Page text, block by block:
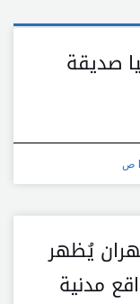
صديقة
يُظهر
مدنية